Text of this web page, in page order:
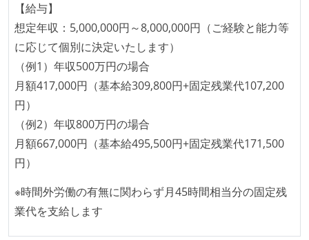
全てのコードをバージョン管理ツールで管理している
各メンバーが実装したコードのマージは Pull Request
ベースで行われる
自動（＝システム化され、1コマンドで実行できる）
ビルド、自動デプロイ環境が整備されている
コードによるインフラ構成管理（Infrastructure as
Code）の環境が整備されている
オープンな情報共有
KPI などチームの目標・実績値について、メンバーの
誰もがいつでも閲覧可能になっている
【給与】
想定年収：5,000,000円～8,000,000円（ご経験と能力等
に応じて個別に決定いたします）
（例1）年収500万円の場合
月額417,000円（基本給309,800円+固定残業代107,200
円）
（例2）年収800万円の場合
月額667,000円（基本給495,500円+固定残業代171,500
円）
※時間外労働の有無に関わらず月45時間相当分の固定残
業代を支給します